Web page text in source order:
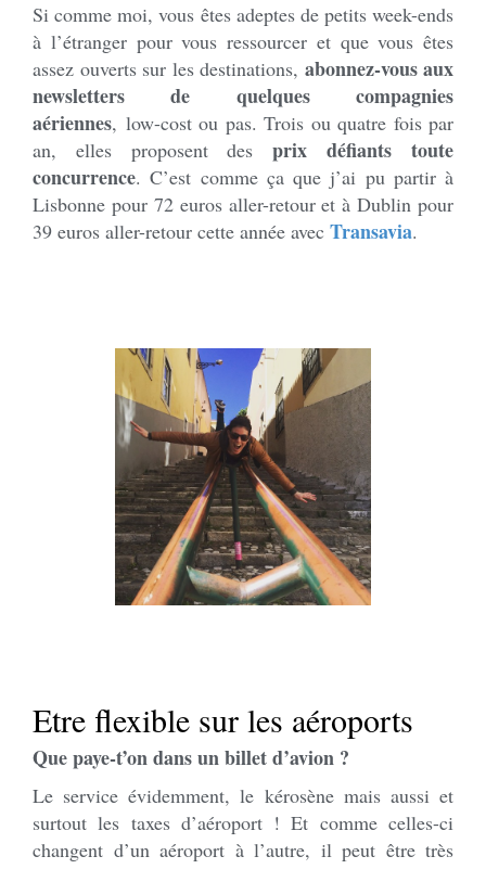
Si comme moi, vous êtes adeptes de petits week-ends
à l’étranger pour vous ressourcer et que vous êtes
assez ouverts sur les destinations, abonnez-vous aux
newsletters de quelques compagnies
aériennes, low-cost ou pas. Trois ou quatre fois par
an, elles proposent desprix défiants toute
concurrence. C’est comme ça que j’ai pu partir à
Lisbonne pour 72 euros aller-retour et à Dublin pour
39 euros aller-retour cette année avec Transavia.
Etre flexible sur les aéroports
Que paye-t’on dans un billet d’avion ?
Le service évidemment, le kérosène mais aussi et
surtout les taxes d’aéroport ! Et comme celles-ci
changent d’un aéroport à l’autre, il peut être très